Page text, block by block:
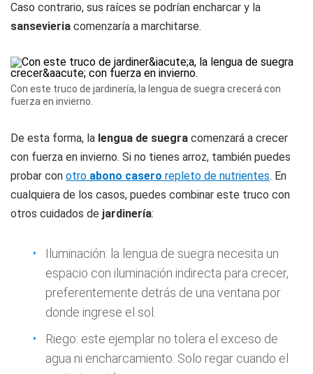
Caso contrario, sus raíces se podrían encharcar y la
sansevieria comenzaría a marchitarse.
Con este truco de jardinería, la lengua de suegra crecerá con
fuerza en invierno.
De esta forma, la lengua de suegra comenzará a crecer
con fuerza en invierno. Si no tienes arroz, también puedes
probar con otro abono casero repleto de nutrientes. En
cualquiera de los casos, puedes combinar este truco con
otros cuidados de jardinería:
Iluminación: la lengua de suegra necesita un
espacio con iluminación indirecta para crecer,
preferentemente detrás de una ventana por
donde ingrese el sol.
Riego: este ejemplar no tolera el exceso de
agua ni encharcamiento. Solo regar cuando el